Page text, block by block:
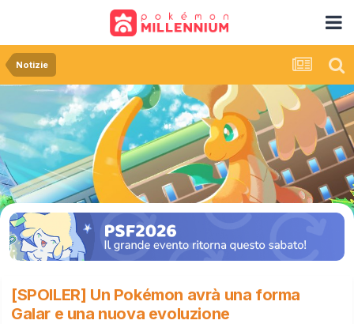
Notizie
[SPOILER] Un Pokémon avrà una forma
Galar e una nuova evoluzione